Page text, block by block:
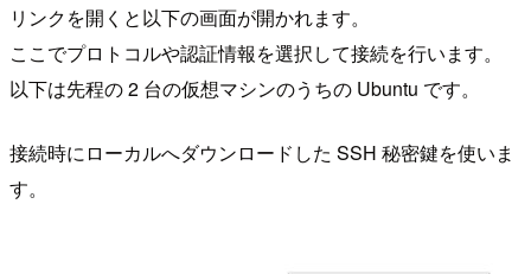
リンクを開くと以下の画面が開かれます。
ここでプロトコルや認証情報を選択して接続を行います。
以下は先程の 2 台の仮想マシンのうちの Ubuntu です。
接続時にローカルへダウンロードした SSH 秘密鍵を使いま
す。